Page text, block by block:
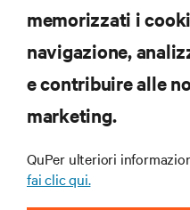
Iscriviti per
Ricevi aggiornamenti
importanti del settore,
e gli approfondimenti
memorizzati i
navigazione,
e contribuire alle
marketing.
QuPer ulteriori
fai clic qui.